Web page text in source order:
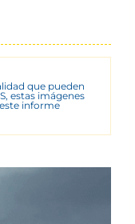
que pueden
estas imágenes
informe